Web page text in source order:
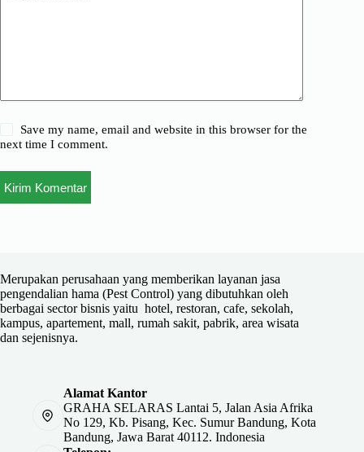
Save my name, email and website in this browser for the
next time I comment.
Kirim Komentar
Merupakan perusahaan yang memberikan layanan jasa
pengendalian hama (Pest Control) yang dibutuhkan oleh
berbagai sector bisnis yaitu hotel, restoran, cafe, sekolah,
kampus, apartement, mall, rumah sakit, pabrik, area wisata
dan sejenisnya.
Alamat Kantor
GRAHA SELARAS Lantai 5, Jalan Asia Afrika
No 129, Kb. Pisang, Kec. Sumur Bandung, Kota
Bandung, Jawa Barat 40112. Indonesia